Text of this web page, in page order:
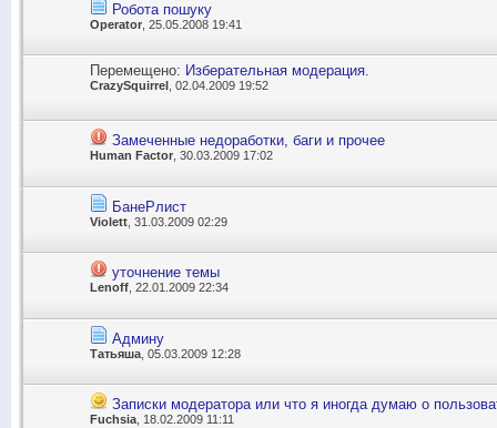
Робота пошуку
Operator , 25.05.2008 19:41
Перемещено: Изберательная модерация.
CrazySquirrel , 02.04.2009 19:52
Замеченные недоработки, баги и прочее
Human Factor, 30.03.2009 17:02
БанеРлист
Violett , 31.03.2009 02:29
уточнение темы
Lenoff, 22.01.2009 22:34
Админу
Татьяша , 05.03.2009 12:28
Записки модератора или что я иногда думаю о
Fuchsia , 18.02.2009 11:11